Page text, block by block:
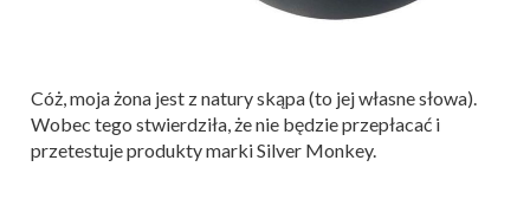
Cóż, moja żona jest z natury skąpa (to jej własne słowa).
Wobec tego stwierdziła, że nie będzie przepłacać i
przetestuje produkty marki Silver Monkey.